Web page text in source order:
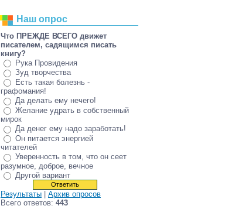
Наш опрос
Что ПРЕЖДЕ ВСЕГО движет
писателем, садящимся писать
книгу?
Рука Провидения
Зуд творчества
Есть такая болезнь -
графомания!
Да делать ему нечего!
Желание удрать в собственный
мирок
Да денег ему надо заработать!
Он питается энергией
читателей
Уверенность в том, что он сеет
разумное, доброе, вечное
Другой вариант
Результаты
Архив опросов
Всего ответов: 443